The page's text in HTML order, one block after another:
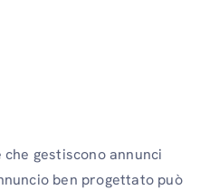
gestiscono annunci
ben progettato può